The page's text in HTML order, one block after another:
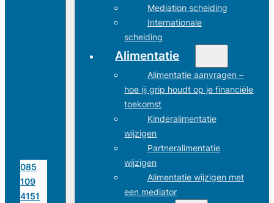
085
109
4151
Mediation scheiding
Internationale
scheiding
Alimentatie
Alimentatie aanvragen –
hoe jij grip houdt op je financiële
toekomst
Kinderalimentatie
wijzigen
Partneralimentatie
wijzigen
Alimentatie wijzigen met
een mediator